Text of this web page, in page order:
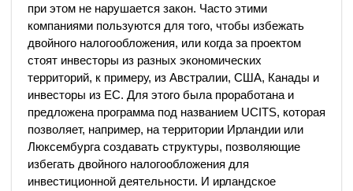
при этом не нарушается закон. Часто этими
компаниями пользуются для того, чтобы избежать
двойного налогообложения, или когда за проектом
стоят инвесторы из разных экономических
территорий, к примеру, из Австралии, США, Канады и
инвесторы из ЕС. Для этого была проработана и
предложена программа под названием UCITS, которая
позволяет, например, на территории Ирландии или
Люксембурга создавать структуры, позволяющие
избегать двойного налогообложения для
инвестиционной деятельности. И ирландское